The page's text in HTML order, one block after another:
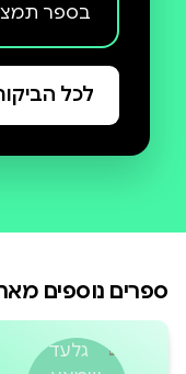
בספר
מעולם
הפרעת
וריקוד
אימתי ,
הספר חושף
הנעלמים
והריקוד
לכל
ספרים נוספים